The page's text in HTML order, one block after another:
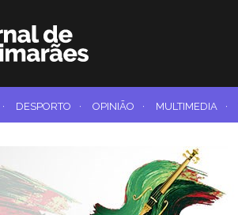
· DESPORTO · OPINIÃO · MULTIMEDIA ·